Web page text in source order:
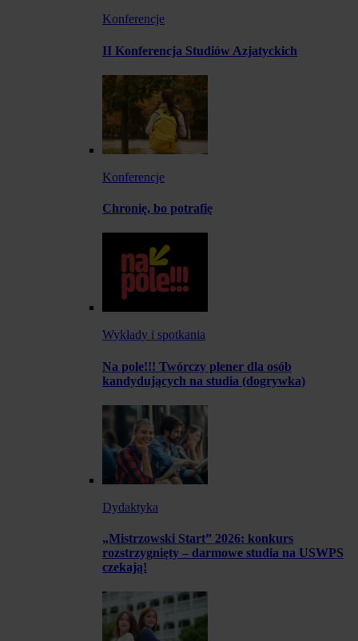
Konferencje
II Konferencja Studiów Azjatyckich
Konferencje
Chronię, bo potrafię
Wykłady i spotkania
Na pole!!! Twórczy plener dla osób
kandydujących na studia (dogrywka)
Dydaktyka
„Mistrzowski Start” 2026: konkurs
rozstrzygnięty – darmowe studia na USWPS
czekają!